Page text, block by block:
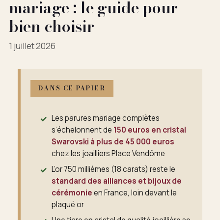
mariage : le guide pour
bien choisir
1 juillet 2026
DANS CE PAPIER
Les parures mariage complètes
s’échelonnent de 150 euros en cristal
Swarovski à plus de 45 000 euros
chez les joailliers Place Vendôme
L’or 750 millièmes (18 carats) reste le
standard des alliances et bijoux de
cérémonieen France, loin devant le
plaqué or